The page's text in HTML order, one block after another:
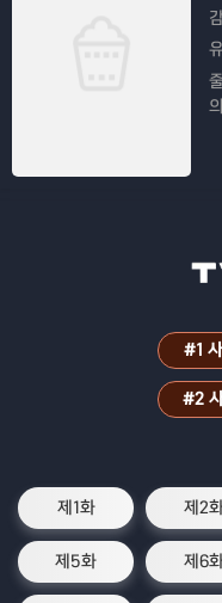
#1
#2
제1화 제2
제5화 제6